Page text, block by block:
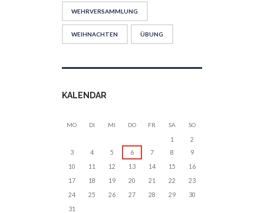
WEHRVERSAMMLUNG
WEIHNACHTEN ÜBUNG
KALENDAR
MO DI MI DO FR SA SO
1
2
3
4 5 6 7 8
9
10
11 12 13 14 15
16
17
18 19 20 21 22
23
24
25 26 27 28 29
30
31